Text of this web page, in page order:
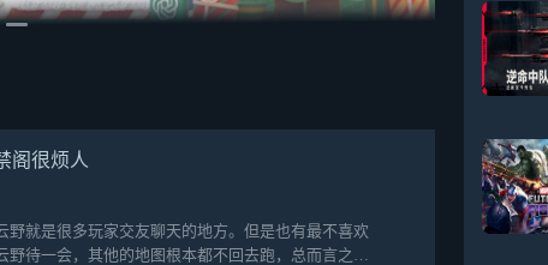
阁很烦人
就是很多玩家交友聊天的地方。但是也有最不喜欢
待一会，其他的地图根本都不回去跑，总而言之跑